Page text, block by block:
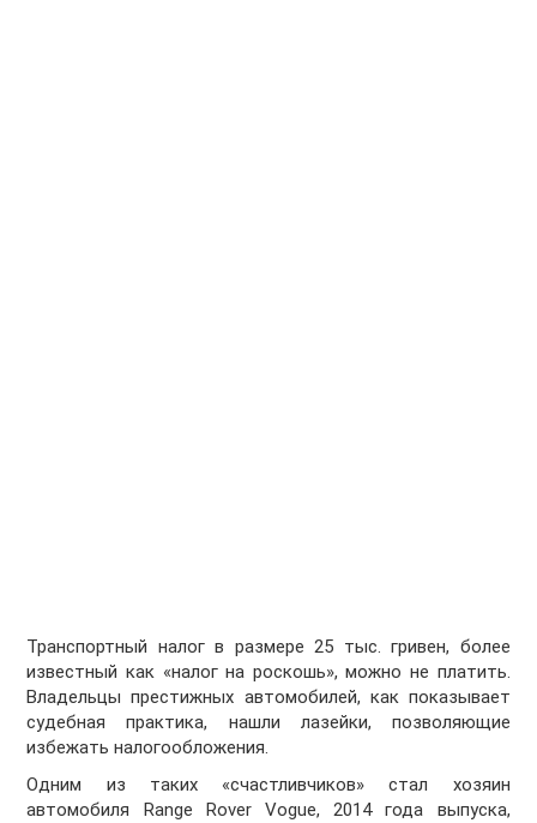
Транспортный налог в размере 25 тыс. гривен, более
известный как «налог на роскошь», можно не платить.
Владельцы престижных автомобилей, как показывает
судебная практика, нашли лазейки, позволяющие
избежать налогообложения.
Одним из таких «счастливчиков» стал хозяин
автомобиля Range Rover Vogue, 2014 года выпуска,